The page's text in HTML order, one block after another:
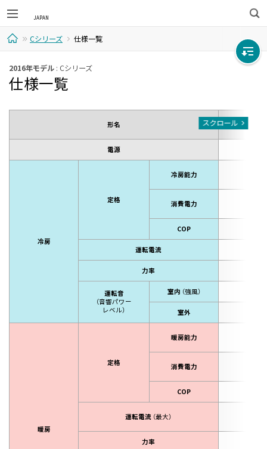
検
索
ー
ム
Cシリーズ 仕様一覧
2016年モデル : Cシリーズ
仕様一覧
形名
（AO-
電源
冷房
定格
冷房能力
消費電力
COP
運転電流
力率
運転音
（音響パワー
レベル）
室内 （強風）
室外
暖房
定格
暖房能力
消費電力
COP
運転電流 （最大）
力率
スクロール